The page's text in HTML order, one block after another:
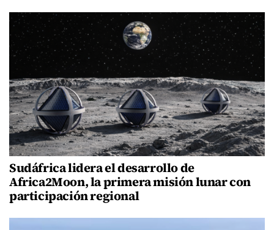
Sudáfrica lidera el desarrollo de
Africa2Moon, la primera misión lunar con
participación regional